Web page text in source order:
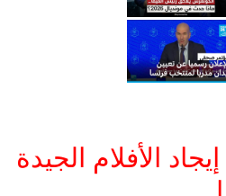
الأفلام الجيدة